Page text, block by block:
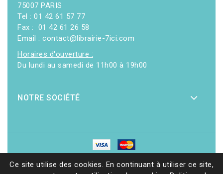
75007 PARIS
Tel : 01 42 61 57 77
Fax : 01 42 61 26 58
Email : contact@librairie-7ici.com
Horaires d'ouverture :
Du lundi au samedi de 11h00 à 19h00
NOTRE SOCIÉTÉ
Ce site utilise des cookies. En continuant à utiliser ce site,
© 2026 - Librairie 7ici| Site web réalisé par Ethicweb